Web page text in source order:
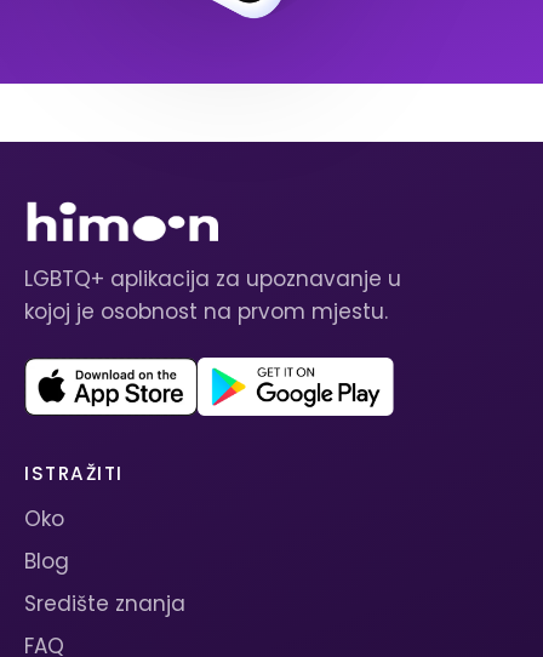
LGBTQ+ aplikacija za upoznavanje u
kojoj je osobnost na prvom mjestu.
ISTRAŽITI
Oko
Blog
Središte znanja
FAQ